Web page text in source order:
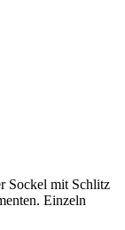
Sockel mit Schlitz
Einzeln